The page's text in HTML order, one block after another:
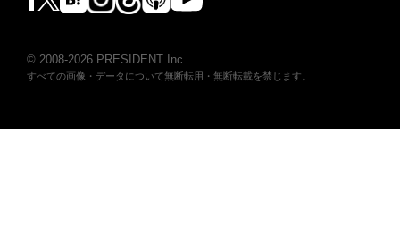
© 2008-2026 PRESIDENT Inc.
すべての画像・データについて無断転用・無断転載を禁じます。